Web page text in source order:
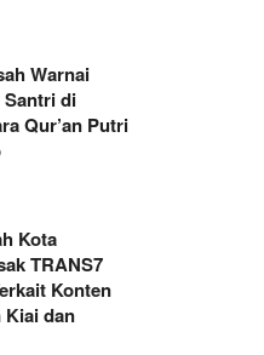
Warnai
Santri di
Qur’an Putri
Kota
TRANS7
Konten
Kiai dan